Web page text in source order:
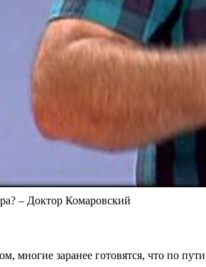
– Доктор Комаровский
многие заранее готовятся, что по